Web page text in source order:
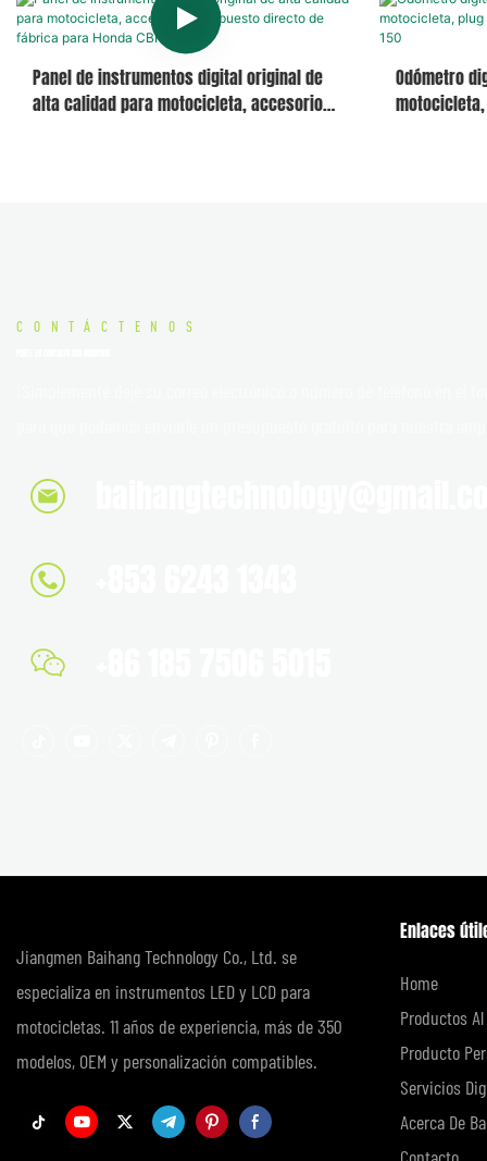
Panel de instrumentos digital original de
alta calidad para motocicleta, accesorio
Odómetro
motocicleta,
CONTÁCTENOS
Jiangmen Baihang Technology Co., Ltd. se
especializa en instrumentos LED y LCD para
motocicletas. 11 años de experiencia, más de 350
modelos, OEM y personalización compatibles.
Enlaces
Home
Productos
Producto
Servicios
Acerca De